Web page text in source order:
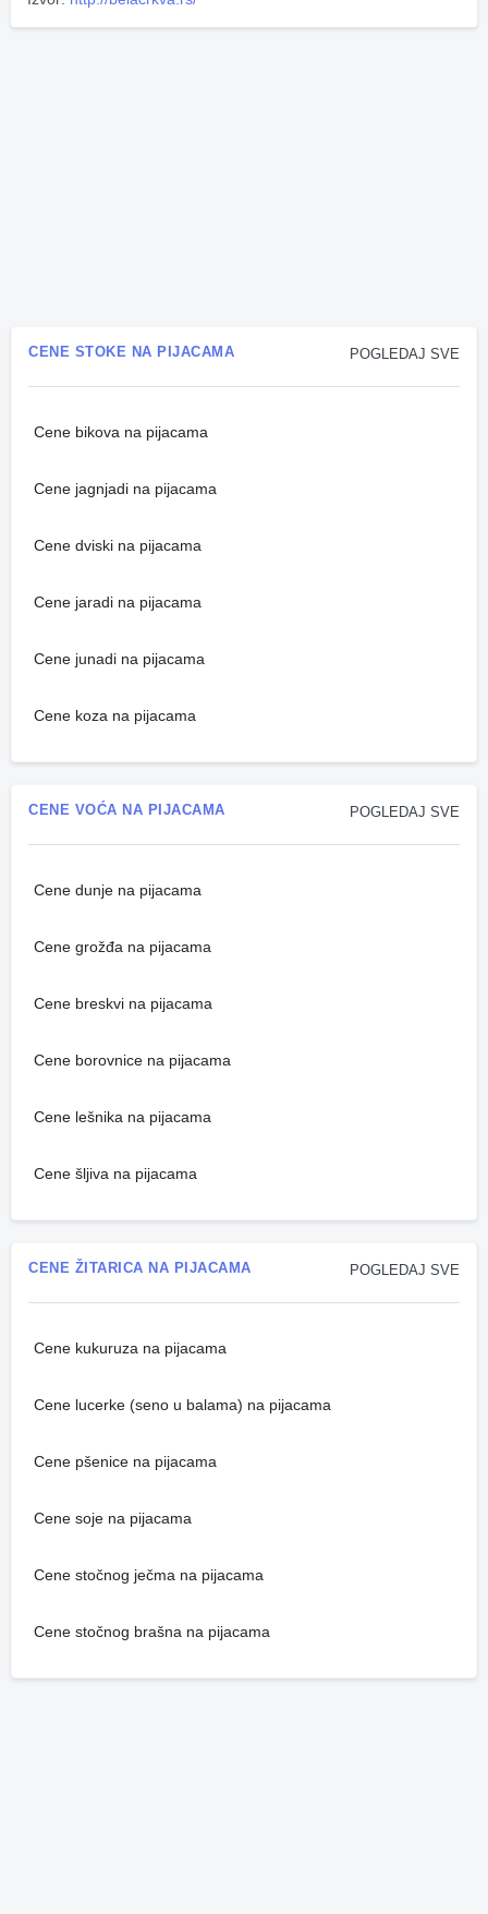
POGLEDAJ SVE
CENE STOKE NA PIJACAMA
Cene bikova na pijacama
Cene jagnjadi na pijacama
Cene dviski na pijacama
Cene jaradi na pijacama
Cene junadi na pijacama
Cene koza na pijacama
POGLEDAJ SVE
CENE VOĆA NA PIJACAMA
Cene dunje na pijacama
Cene grožđa na pijacama
Cene breskvi na pijacama
Cene borovnice na pijacama
Cene lešnika na pijacama
Cene šljiva na pijacama
POGLEDAJ SVE
CENE ŽITARICA NA PIJACAMA
Cene kukuruza na pijacama
Cene lucerke (seno u balama) na pijacama
Cene pšenice na pijacama
Cene soje na pijacama
Cene stočnog ječma na pijacama
Cene stočnog brašna na pijacama